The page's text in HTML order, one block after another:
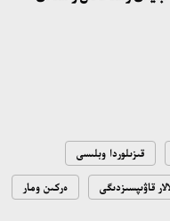
قىزىلوردا وبلىسى
قاۋىپسىزدىگى ەركىن ومار